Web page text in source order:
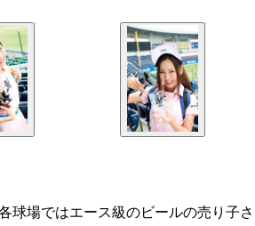
球場ではエース級のビールの売り子さ